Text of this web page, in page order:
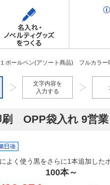
ボールペン(アソート商品) フルカラ
文字内容を
入力する
OPP袋入れ 9営業
よく使う黒をさらに1本追加した
100本～